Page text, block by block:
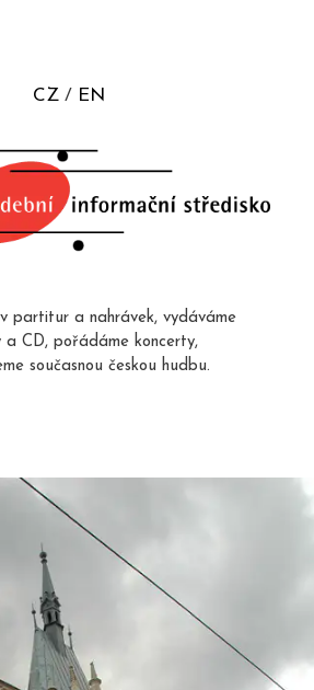
CZ EN
partitur a nahrávek, vydáváme
a CD, pořádáme koncerty,
současnou českou hudbu.